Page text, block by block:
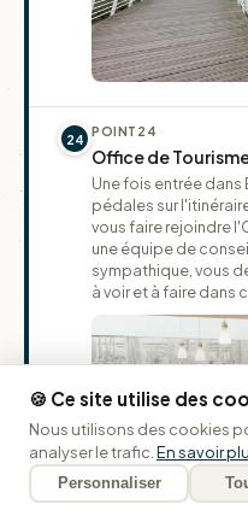
24 POINT 24
Office de
Une fois entrée
pédales sur
vous faire rejoindre
une équipe de
sympathique, vous
à voir et à faire dans
🍪 Ce site utilise des
Nous utilisons des cookies
analyser le trafic. En savoir
Personnaliser